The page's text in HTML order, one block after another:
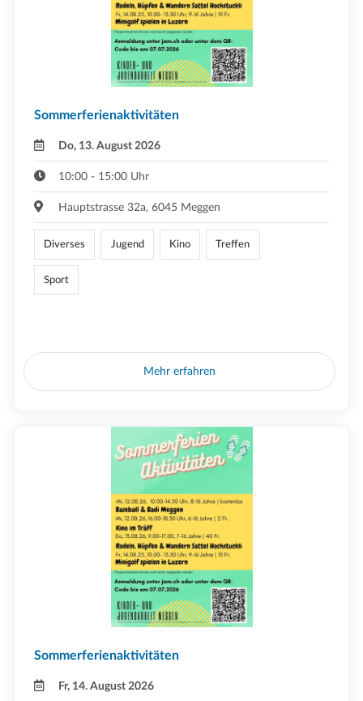
Sommerferienaktivitäten
Do, 13. August 2026
10:00 - 15:00 Uhr
Hauptstrasse 32a, 6045 Meggen
Diverses Jugend Kino Treffen
Sport
Mehr erfahren
Sommerferienaktivitäten
Fr, 14. August 2026